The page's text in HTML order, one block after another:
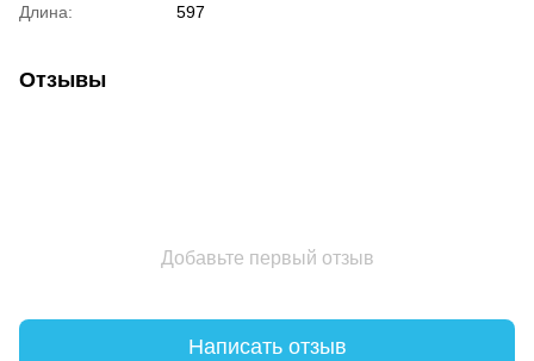
Длина:
597
Отзывы
Добавьте первый отзыв
Написать отзыв